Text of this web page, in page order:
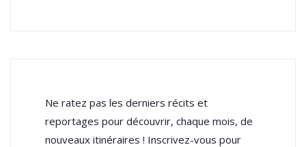
Ne ratez pas les derniers récits et
reportages pour découvrir, chaque mois, de
nouveaux itinéraires ! Inscrivez-vous pour